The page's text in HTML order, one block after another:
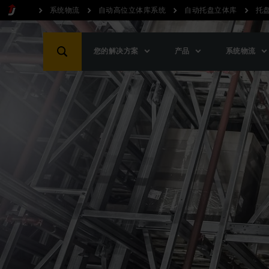
系统物流 自动高位立体库系统 自动托盘立体库 托
您的解决方案 产品 系统物流